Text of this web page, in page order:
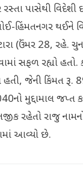
પાસેથી વિદેશી
હિંમતનગર થઈને
(ઉંમર 28, રહે.
સફળ રહ્યો હતો.
જેની કિંમત રૂ.
મુદ્દામાલ જપ્ત
રહેતો રાજુ
આવ્યો છે.